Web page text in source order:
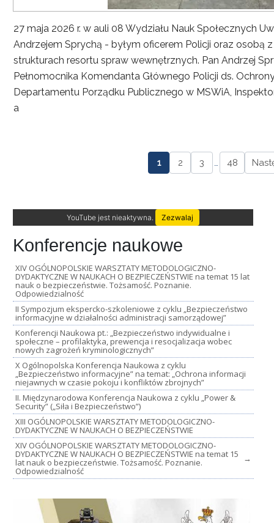
27 maja 2026 r. w auli 08 Wydziału Nauk Społecznych
Andrzejem Sprychą - byłym oficerem Policji oraz osobą
strukturach resortu spraw wewnętrznych. Pan Andrzej
Pełnomocnika Komendanta Głównego Policji ds.
Departamentu Porządku Publicznego w MSWiA,
a
1 2 3 … 48
YouTube jest nieaktywna. Zezwalaj
Konferencje naukowe
XIV OGÓLNOPOLSKIE WARSZTATY METODOLOGICZNO-
DYDAKTYCZNE W NAUKACH O BEZPIECZEŃSTWIE na temat 15 lat
nauk o bezpieczeństwie. Tożsamość. Poznanie.
Odpowiedzialność
II Sympozjum ekspercko-szkoleniowe z cyklu „Bezpieczeństwo
informacyjne w działalności administracji samorządowej”
Konferencji Naukowa pt.: „Bezpieczeństwo indywidualne i
społeczne – profilaktyka, prewencja i resocjalizacja wobec
nowych zagrożeń kryminologicznych”
X Ogólnopolska Konferencja Naukowa z cyklu
„Bezpieczeństwo informacyjne” na temat: „Ochrona informacji
niejawnych w czasie pokoju i konfliktów zbrojnych”
II. Międzynarodowa Konferencja Naukowa z cyklu „Power &
Security” („Siła i Bezpieczeństwo”)
XIII OGÓLNOPOLSKIE WARSZTATY METODOLOGICZNO-
DYDAKTYCZNE W NAUKACH O BEZPIECZEŃSTWIE
XIV OGÓLNOPOLSKIE WARSZTATY METODOLOGICZNO-
DYDAKTYCZNE W NAUKACH O BEZPIECZEŃSTWIE na temat 15
lat nauk o bezpieczeństwie. Tożsamość. Poznanie.
Odpowiedzialność
→